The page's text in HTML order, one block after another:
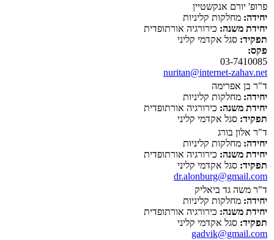
פרופ' יורם אנקשטיין
יחידה: מחלקות קליניות
יחידת משנה: כירורגיה אורתופדית
תפקיד: סגל אקדמי קליני
פקס:
03-7410085
nuritan@internet-zahav.net
ד"ר בן אפרימה
יחידה: מחלקות קליניות
יחידת משנה: כירורגיה אורתופדית
תפקיד: סגל אקדמי קליני
ד"ר אלון בורג
יחידה: מחלקות קליניות
יחידת משנה: כירורגיה אורתופדית
תפקיד: סגל אקדמי קליני
dr.alonburg@gmail.com
ד"ר משה גד ביאליק
יחידה: מחלקות קליניות
יחידת משנה: כירורגיה אורתופדית
תפקיד: סגל אקדמי קליני
gadvik@gmail.com